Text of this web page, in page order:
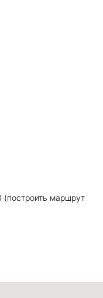
(построить маршрут